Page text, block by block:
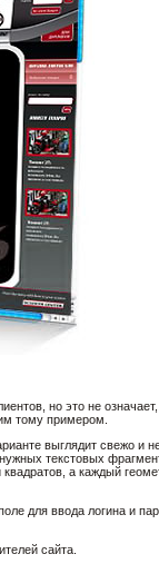
но это не
тому примером.
выглядит свежо и
текстовых
а каждый
для ввода логина и
сайта.